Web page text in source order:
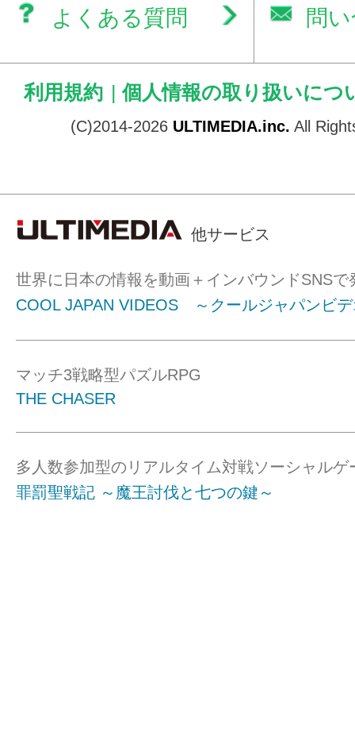
よくある質問 問
利用規約 | 個人情報の取り扱いにつ
(C)2014-2026 ULTIMEDIA.inc. All
他サービス
世界に日本の情報を動画＋インバウンドSNSで
COOL JAPAN VIDEOS ～クールジャパンビ
マッチ3戦略型パズルRPG
THE CHASER
多人数参加型のリアルタイム対戦ソーシャルゲ
罪罰聖戦記 ～魔王討伐と七つの鍵～